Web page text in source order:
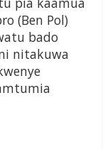
(Ben Pol)
bado
nitakuwa